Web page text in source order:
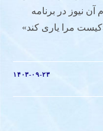
نیوز در برنامه
مرا یاری کند»
۱۴۰۳-۰۹-۲۳